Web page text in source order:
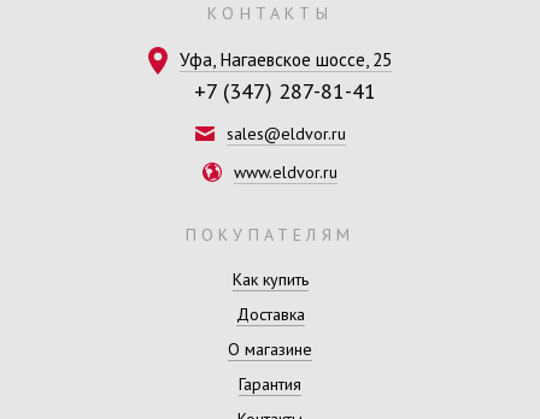
КОНТАКТЫ
Уфа, Нагаевское шоссе, 25
+7 (347) 287-81-41
sales@eldvor.ru
www.eldvor.ru
ПОКУПАТЕЛЯМ
Как купить
Доставка
О магазине
Гарантия